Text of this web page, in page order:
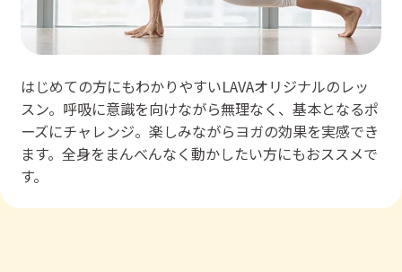
はじめての方にもわかりやすいLAVAオリジナルのレッ
スン。呼吸に意識を向けながら無理なく、基本となるポ
ーズにチャレンジ。楽しみながらヨガの効果を実感でき
ます。全身をまんべんなく動かしたい方にもおススメで
す。